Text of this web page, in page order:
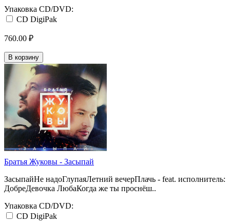
Упаковка CD/DVD:
CD DigiPak
760.00 ₽
В корзину
Братья Жуковы - Засыпай
ЗасыпайНе надоГлупаяЛетний вечерПлачь - feat. исполнитель:
ДобреДевочка ЛюбаКогда же ты проснёш..
Упаковка CD/DVD:
CD DigiPak